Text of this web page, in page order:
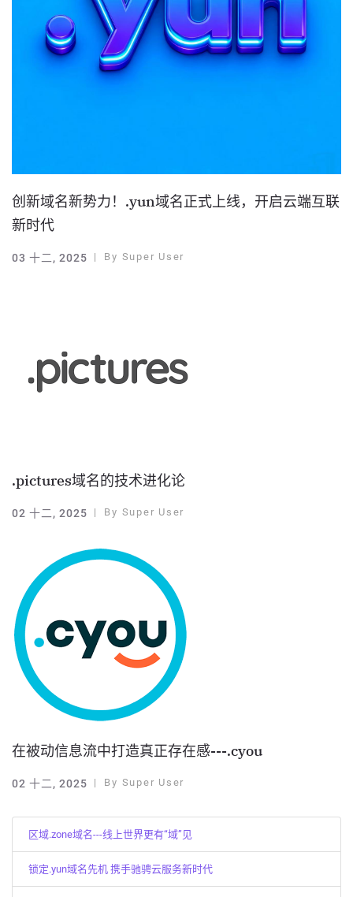
创新域名新势力！.yun域名正式上线，开启云端互联
新时代
03 十二, 2025 By Super User
.pictures域名的技术进化论
02 十二, 2025 By Super User
在被动信息流中打造真正存在感---.cyou
02 十二, 2025 By Super User
区域.zone域名---线上世界更有“域”见
锁定.yun域名先机 携手驰骋云服务新时代